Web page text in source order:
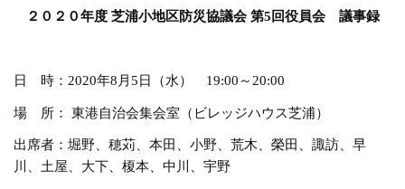
２０２０年度 芝浦小地区防災協議会 第5 回役員会 議事録
日 時：2020年8月5日（水） 19:00～20:00
場 所： 東港自治会集会室（ビレッジハウス芝浦）
出席者：堀野、穂苅、本田、小野、荒木、榮田、諏訪、早
川、土屋、大下、榎本、中川、宇野